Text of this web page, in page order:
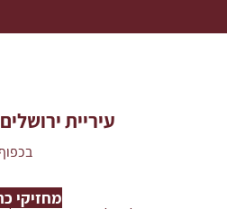
עיריית
מחזיקי